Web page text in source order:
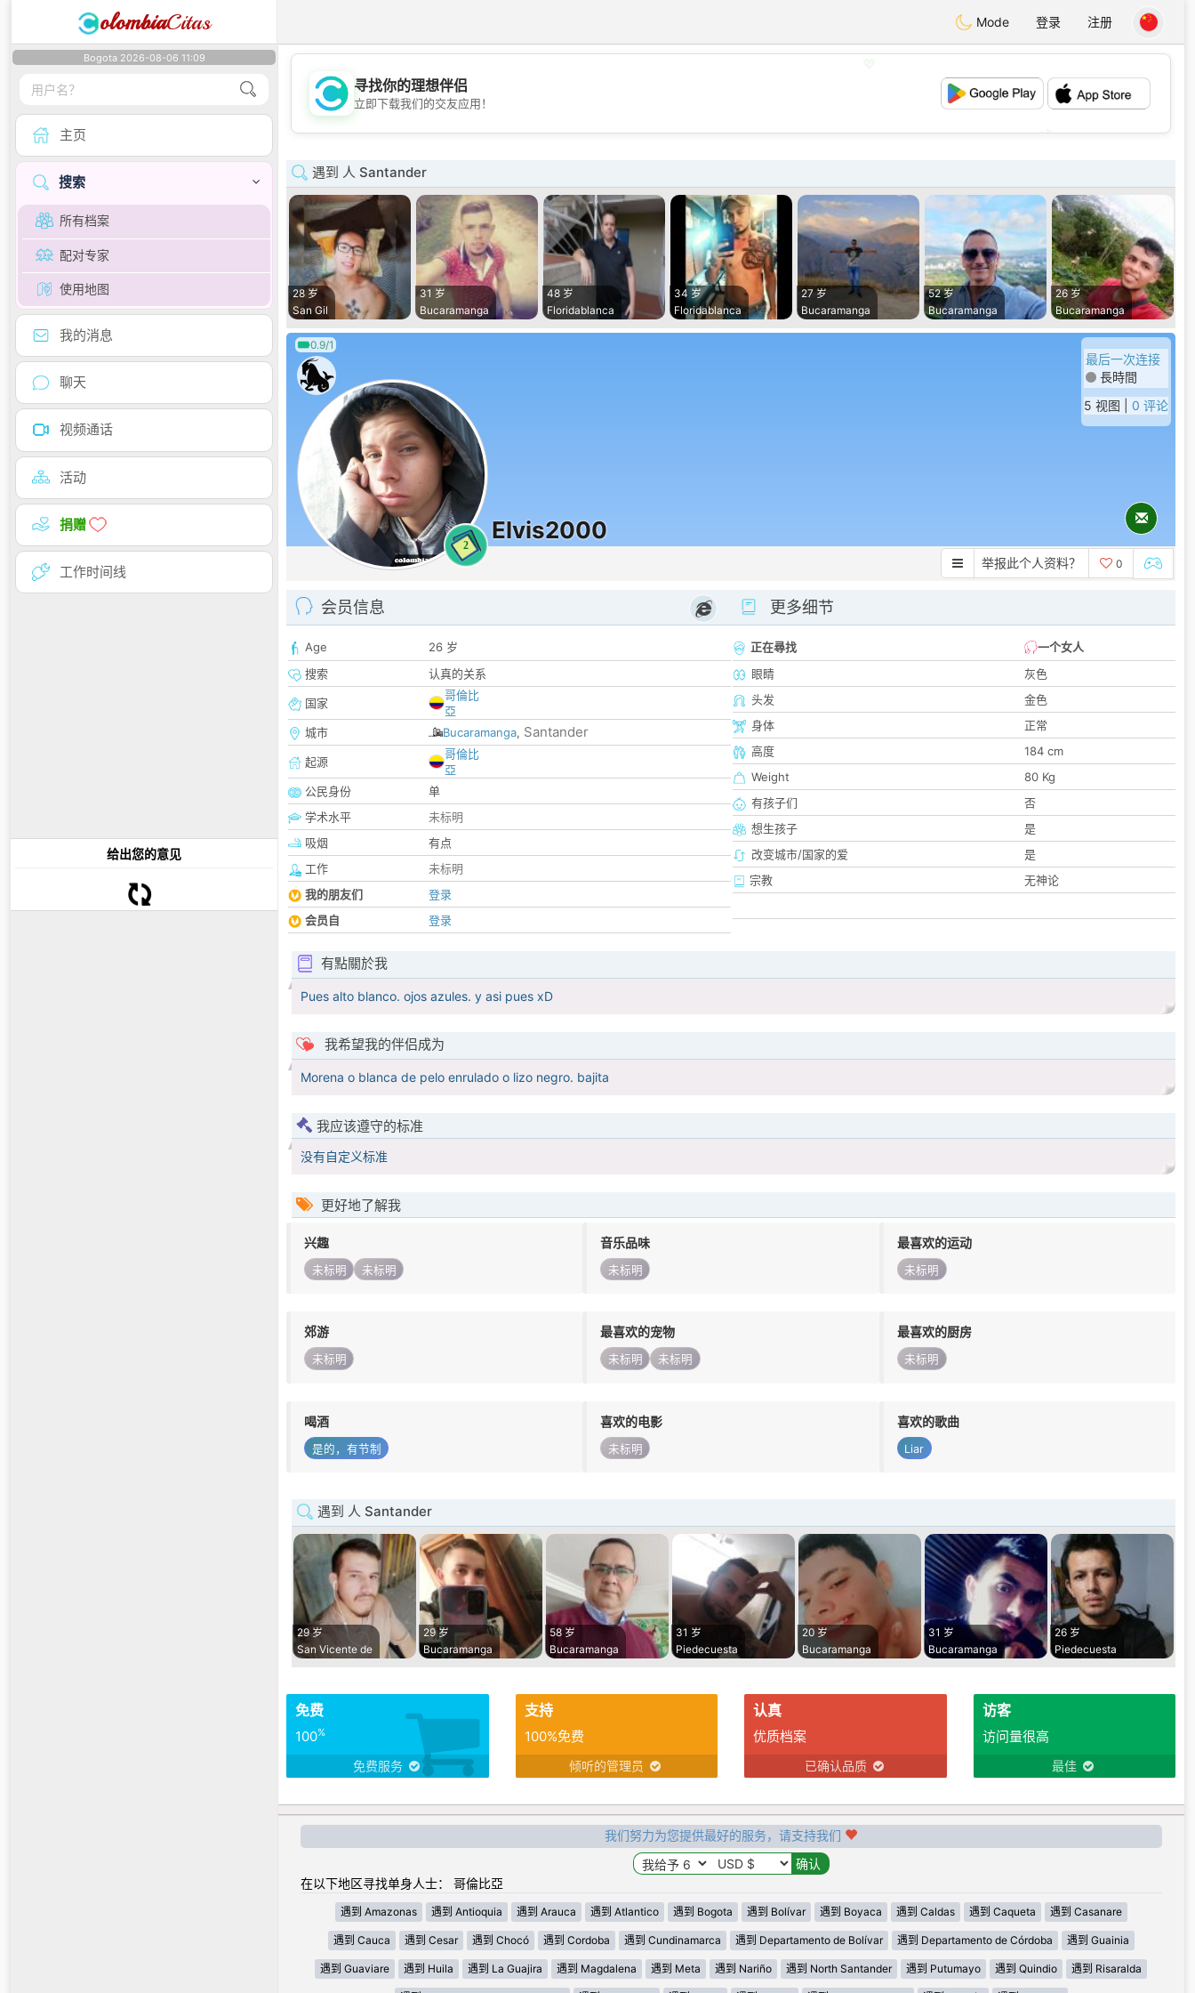
olombiaCitas Mode 登录 注册
Bogota 2026-08-06 11:09
主页
搜索
所有档案
配对专家
使用地图
我的消息
聊天
视频通话
活动
捐赠
工作时间线
给出您的意见
💖
💕
寻找你的理想伴侣
立即下载我们的交友应用！
遇到 人 Santander
28 岁
San Gil
31 岁
Bucaramanga
48 岁
Floridablanca
34 岁
Floridablanca
27 岁
Bucaramanga
52 岁
Bucaramanga
26 岁
Bucaramanga
0.9/1
2
Elvis2000
最后一次连接
長時間
5 视图 | 0 评论
举报此个人资料？ 0
会员信息
Age
26 岁
搜索
认真的关系
国家
哥倫比
亞
城市
Bucaramanga, Santander
起源
哥倫比
亞
公民身份
单
学术水平
未标明
吸烟
有点
工作
未标明
我的朋友们
登录
会员自
登录
更多细节
正在尋找
一个女人
眼睛
灰色
头发
金色
身体
正常
高度
184 cm
Weight
80 Kg
有孩子们
否
想生孩子
是
改变城市/国家的爱
是
宗教
无神论
有點關於我
Pues alto blanco. ojos azules. y asi pues xD
我希望我的伴侣成为
Morena o blanca de pelo enrulado o lizo negro. bajita
我应该遵守的标准
没有自定义标准
更好地了解我
兴趣
未标明 未标明
音乐品味
未标明
最喜欢的运动
未标明
郊游
未标明
最喜欢的宠物
未标明 未标明
最喜欢的厨房
未标明
喝酒
是的，有节制
喜欢的电影
未标明
喜欢的歌曲
Liar
遇到 人 Santander
29 岁
San Vicente de
29 岁
Bucaramanga
58 岁
Bucaramanga
31 岁
Piedecuesta
20 岁
Bucaramanga
31 岁
Bucaramanga
26 岁
Piedecuesta
免费
100%
免费服务
支持
100%免费
倾听的管理员
认真
优质档案
已确认品质
访客
访问量很高
最佳
我们努力为您提供最好的服务，请支持我们
在以下地区寻找单身人士： 哥倫比亞
遇到 Amazonas 遇到 Antioquia 遇到 Arauca 遇到 Atlantico 遇到 Bogota 遇到 Bolívar 遇到 Boyaca 遇到 Caldas 遇到 Caqueta 遇到 Casanare
遇到 Cauca 遇到 Cesar 遇到 Chocó 遇到 Cordoba 遇到 Cundinamarca 遇到 Departamento de Bolívar 遇到 Departamento de Córdoba 遇到 Guainia
遇到 Guaviare 遇到 Huila 遇到 La Guajira 遇到 Magdalena 遇到 Meta 遇到 Nariño 遇到 North Santander 遇到 Putumayo 遇到 Quindio 遇到 Risaralda